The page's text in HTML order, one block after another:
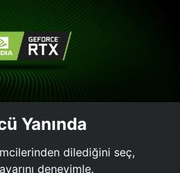
Yanında
dilediğini seç,
deneyimle.